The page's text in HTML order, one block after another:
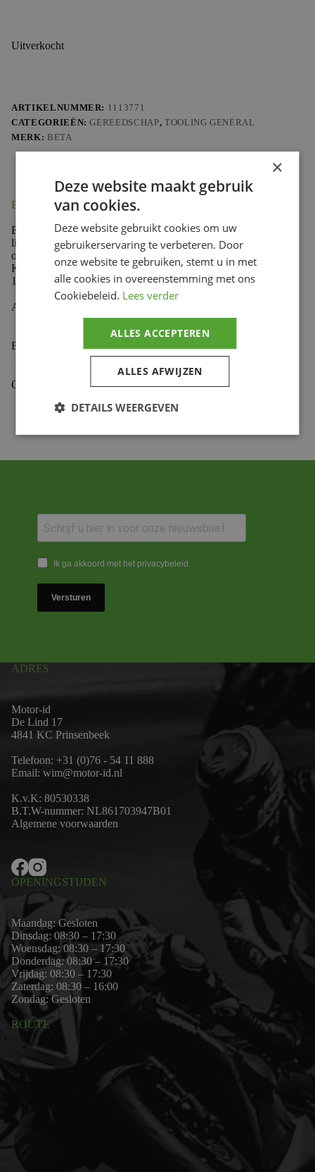
Uitverkocht
ARTIKELNUMMER: 1113771
CATEGORIEËN:GEREEDSCHAP, TOOLING GENERAL
MERK: BETA
Beschrijving
Elegante en lichte gecombineerde sleutels, soepel in de
lijnen en makkelijk in gebruik, met verminderde kopdiktes
om correcte werking in elke ruimte mogelijk te maken.
Koppelwaarden meer dan het dubbele van wat de ISO
1711-norm vereist.
Aanvullende informatie
Beoordelingen (0)
Gekoppelde Motoren
Ik ga akkoord met het privacybeleid.
Versturen
ADRES
Motor-id
De Lind 17
4841 KC Prinsenbeek
Telefoon: +31 (0)76 - 54 11 888
Email: wim@motor-id.nl
K.v.K: 80530338
B.T.W-nummer: NL861703947B01
Algemene voorwaarden
OPENINGSTIJDEN
Maandag: Gesloten
Dinsdag: 08:30 – 17:30
Woensdag: 08:30 – 17:30
Donderdag: 08:30 – 17:30
Vrijdag: 08:30 – 17:30
Zaterdag: 08:30 – 16:00
Zondag: Gesloten
ROUTE
×
Deze website maakt gebruik
van cookies.
Deze website gebruikt cookies om uw
gebruikerservaring te verbeteren. Door
onze website te gebruiken, stemt u in met
alle cookies in overeenstemming met ons
Cookiebeleid. Lees verder
ALLES ACCEPTEREN
ALLES AFWIJZEN
DETAILS WEERGEVEN